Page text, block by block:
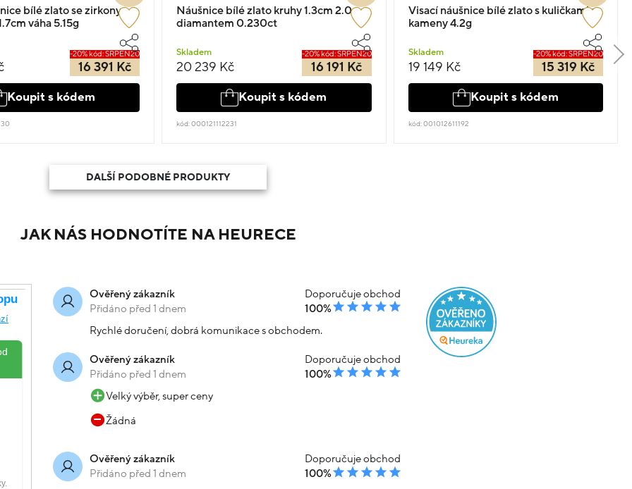
bílé zlato se zirkony
váha 5.15g
-20% kód: SRPEN20
16 391 Kč
Koupit s kódem
Náušnice bílé zlato kruhy 1.3cm 2.0g s
diamantem 0.230ct
Skladem
20 239 Kč
-20% kód: SRPEN20
16 191 Kč
Koupit s kódem
kód: 000121112231
Visací náušnice bílé zlato s kuličkami a
kameny 4.2g
Skladem
19 149 Kč
-20% kód: SRPEN20
15 319 Kč
Koupit s kódem
kód: 001012611192
DALŠÍ PODOBNÉ PRODUKTY
JAK NÁS HODNOTÍTE NA HEURECE
Ověřený zákazník
Přidáno před 1 dnem
Doporučuje obchod
100%
Rychlé doručení, dobrá komunikace s obchodem.
Ověřený zákazník
Přidáno před 1 dnem
Doporučuje obchod
100%
Velký výběr, super ceny
Žádná
Ověřený zákazník
Přidáno před 1 dnem
Doporučuje obchod
100%